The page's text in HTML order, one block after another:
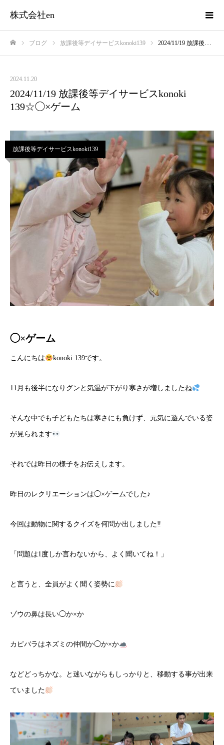
株式会社en
ブログ 放課後等デイサービスkonoki139 2024/11/19 放課後等デイサービスkonoki 139☆◯×ゲーム
2024.11.20
2024/11/19 放課後等デイサービスkonoki
139☆◯×ゲーム
放課後等デイサービスkonoki139
◯×ゲーム
こんにちは konoki 139です。
11月も後半になりグンと気温が下がり寒さが増しましたね
そんな中でも子どもたちは寒さにも負けず、元気に遊んでいる姿
が見られます
それでは昨日の様子をお伝えします。
昨日のレクリエーションは◯×ゲームでした♪
今回は動物に関するクイズを何問か出しました‼︎
「問題は1度しか言わないから、よく聞いてね！」
と言うと、全員がよく聞く姿勢に
ゾウの鼻は長い◯か×か
カピバラはネズミの仲間か◯か×か
などどっちかな。と迷いながらもしっかりと、移動する事が出来
ていました